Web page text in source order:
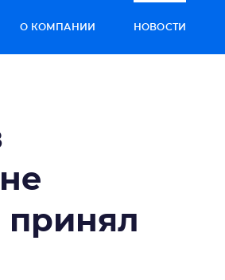
О КОМПАНИИ НОВОСТИ
принял